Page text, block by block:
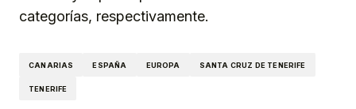
categorías, respectivamente.
CANARIAS ESPAÑA EUROPA SANTA CRUZ DE TENERIFE
TENERIFE